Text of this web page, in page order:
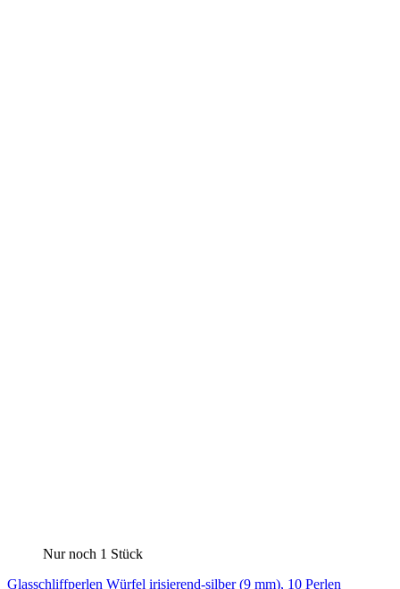
Nur noch 1 Stück
Glasschliffperlen Würfel irisierend-silber (9 mm), 10 Perlen